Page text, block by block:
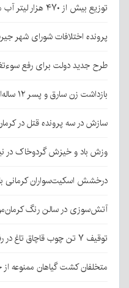
توزیع بیش از ۴۷۰ هزار لیتر آب میان عزاداران جامانده اربعین در کرمان
پرونده اختلافات شورای شهر
طرح جدید دولت برای رفع
بازداشت زن سارق و پسر ۱۲ ساله‌اش در کرمان
سازش در سه پرونده قتل در
وزش باد و خیزش گردوخاک در
درخشش اسکیت‌سواران
آتش‌سوزی در سالن رنگ
توقیف ۷ تن چوب قاچاق تاغ در رفسنجان
متخلفان کشت گیاهان ممنوعه